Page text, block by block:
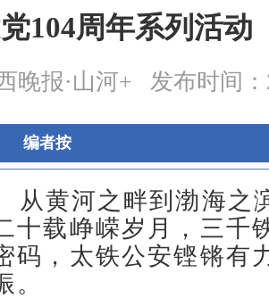
104周年系列活动
晚报·山河+ 发布时间：
编者按
从黄河之畔到渤海之
十载峥嵘岁月，三千
码，太铁公安铿锵有
。